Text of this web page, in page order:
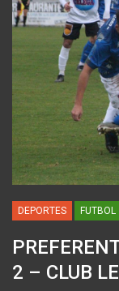
DEPORTES FUTBOL
2 – CLUB